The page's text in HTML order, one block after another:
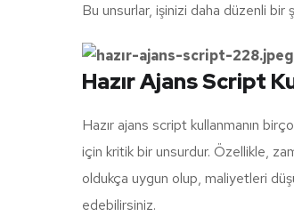
Bu unsurlar, işinizi daha düzenli bir
Hazır Ajans Script
Hazır ajans script kullanmanın
için kritik bir unsurdur. Özellikle,
oldukça uygun olup, maliyetleri
edebilirsiniz.